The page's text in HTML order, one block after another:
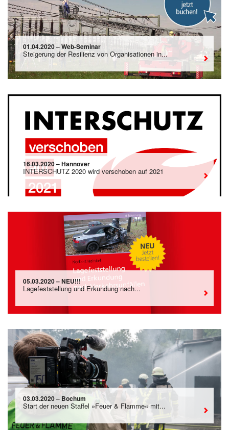
01.04.2020 – Web-Seminar
Steigerung der Resilienz von Organisationen in...
16.03.2020 – Hannover
INTERSCHUTZ 2020 wird verschoben auf 2021
05.03.2020 – NEU!!!
Lagefeststellung und Erkundung nach...
03.03.2020 – Bochum
Start der neuen Staffel »Feuer & Flamme« mit...